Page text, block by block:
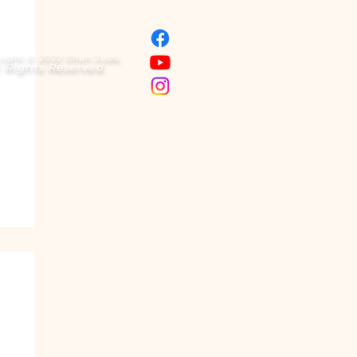
© 2022 Shun Judo.
Rights Reserved.